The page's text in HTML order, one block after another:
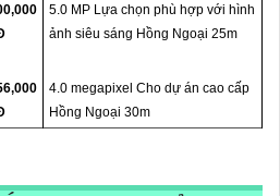
5.0 MP Lựa chọn phù hợp với hình
ảnh siêu sáng Hồng Ngoại 25m
4.0 megapixel Cho dự án cao cấp
Hồng Ngoại 30m